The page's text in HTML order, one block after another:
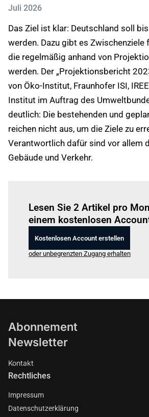
Juli 2026
Das Ziel ist klar: Deutschland soll
werden. Dazu gibt es Zwischenziele
die regelmäßig anhand von
werden. Der „Projektionsbericht
von Öko-Institut, Fraunhofer ISI,
Institut im Auftrag des
deutlich: Die bestehenden und
reichen nicht aus, um die Ziele zu
Verantwortlich dafür sind vor allem
Gebäude und Verkehr.
Lesen Sie 2 Artikel pro
einem kostenlosen
Kostenlosen Account erstellen
oder unbegrenzten Zugang erhalten
Abonnement
Newsletter
Kontakt
Rechtliches
Impressum
Datenschutzerklärung